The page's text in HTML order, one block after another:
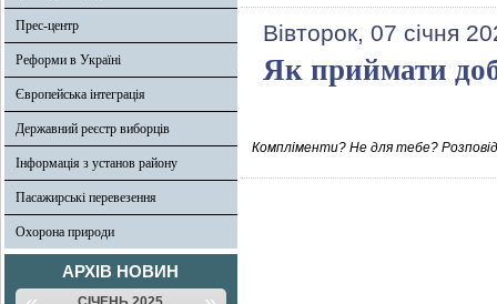
Прес-центр
Реформи в Україні
Європейська інтеграція
Державний реєстр виборців
Інформація з установ району
Пасажирські перевезення
Охорона природи
АРХІВ НОВИН
Вівторок, 07 січня
Як приймати
Компліменти? Не для тебе?